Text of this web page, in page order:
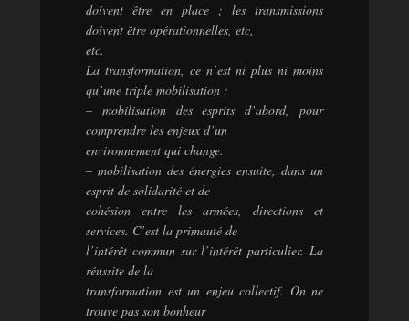
doivent être en place ; les transmissions
doivent être opérationnelles, etc,
etc.
La transformation, ce n’est ni plus ni moins
qu’une triple mobilisation :
– mobilisation des esprits d’abord, pour
comprendre les enjeux d’un
environnement qui change.
– mobilisation des énergies ensuite, dans un
esprit de solidarité et de
cohésion entre les armées, directions et
services. C’est la primauté de
l’intérêt commun sur l’intérêt particulier. La
réussite de la
transformation est un enjeu collectif. On ne
trouve pas son bonheur